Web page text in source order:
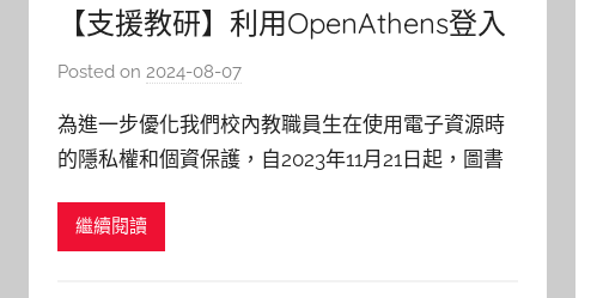
【支援教研】利用OpenAthens登入
Web of Science之情境解析
Posted on 2024-08-07
c
h
為進一步優化我們校內教職員生在使用電子資源時
的隱私權和個資保護，自2023年11月21日起，圖書
使用電子資源時，您將有兩種不同的操作路徑可供
繼續閱讀